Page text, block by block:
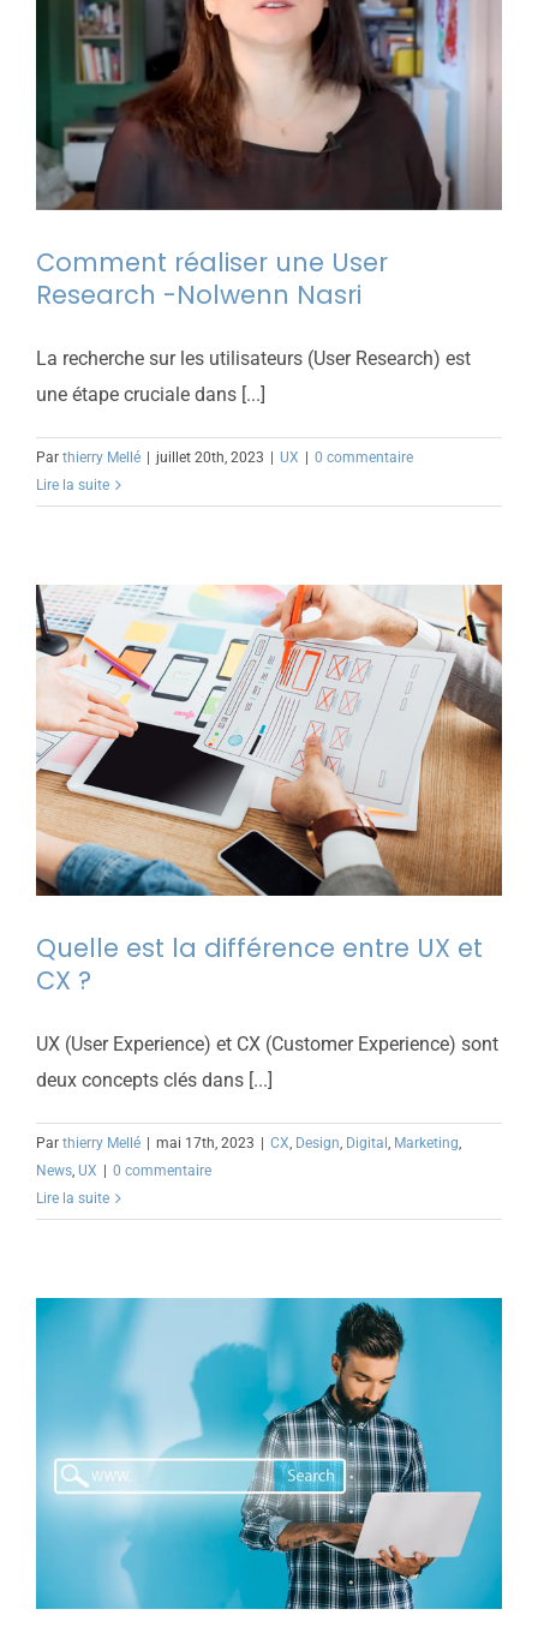
Comment réaliser une User
Research -Nolwenn Nasri
La recherche sur les utilisateurs (User Research) est
une étape cruciale dans [...]
Par thierry Mellé | juillet 20th, 2023 | UX | 0 commentaire
Lire la suite
Quelle est la différence entre UX et
CX ?
UX (User Experience) et CX (Customer Experience) sont
deux concepts clés dans [...]
Par thierry Mellé mai 17th, 2023 CX, Design, Digital , Marketing,
News, UX
0 commentaire
Lire la suite